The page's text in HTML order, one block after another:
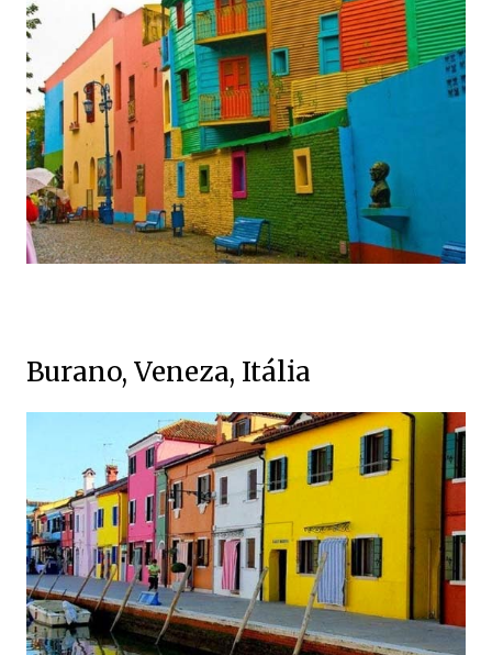
Burano, Veneza, Itália